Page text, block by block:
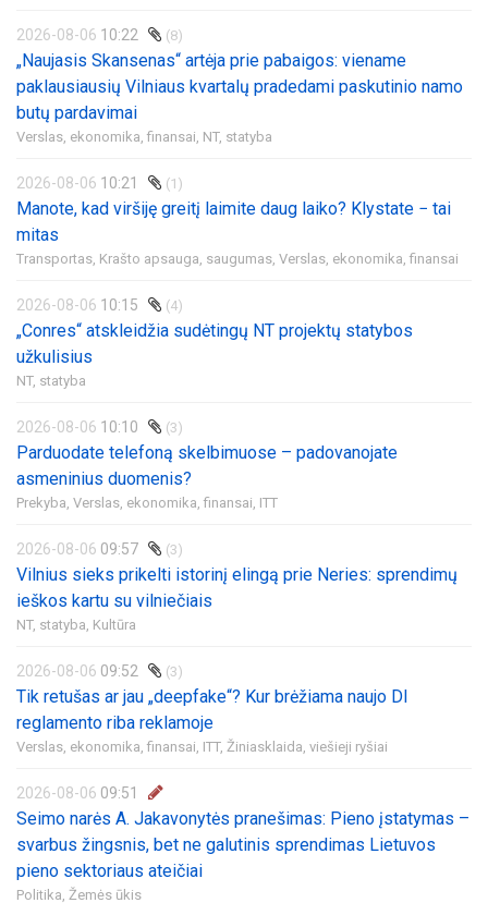
2026-08-06 10:22 (8)
„Naujasis Skansenas“ artėja prie pabaigos: viename
paklausiausių Vilniaus kvartalų pradedami paskutinio namo
butų pardavimai
Verslas, ekonomika, finansai, NT, statyba
2026-08-06 10:21 (1)
Manote, kad viršiję greitį laimite daug laiko? Klystate − tai
mitas
Transportas, Krašto apsauga, saugumas, Verslas, ekonomika, finansai
2026-08-06 10:15 (4)
„Conres“ atskleidžia sudėtingų NT projektų statybos
užkulisius
NT, statyba
2026-08-06 10:10 (3)
Parduodate telefoną skelbimuose – padovanojate
asmeninius duomenis?
Prekyba, Verslas, ekonomika, finansai, ITT
2026-08-06 09:57 (3)
Vilnius sieks prikelti istorinį elingą prie Neries: sprendimų
ieškos kartu su vilniečiais
NT, statyba, Kultūra
2026-08-06 09:52 (3)
Tik retušas ar jau „deepfake“? Kur brėžiama naujo DI
reglamento riba reklamoje
Verslas, ekonomika, finansai, ITT, Žiniasklaida, viešieji ryšiai
2026-08-06 09:51
Seimo narės A. Jakavonytės pranešimas: Pieno įstatymas –
svarbus žingsnis, bet ne galutinis sprendimas Lietuvos
pieno sektoriaus ateičiai
Politika, Žemės ūkis